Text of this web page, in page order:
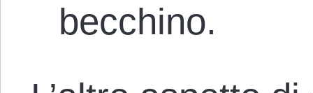
becchino.